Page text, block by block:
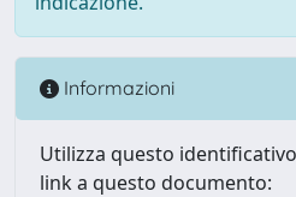
Informazioni
Utilizza questo
link a questo documento: